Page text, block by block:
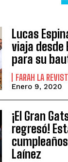
Lucas
viaja desde
para su
FARAH LA
Enero 9, 2020
¡El Gran
regresó!
Laínez